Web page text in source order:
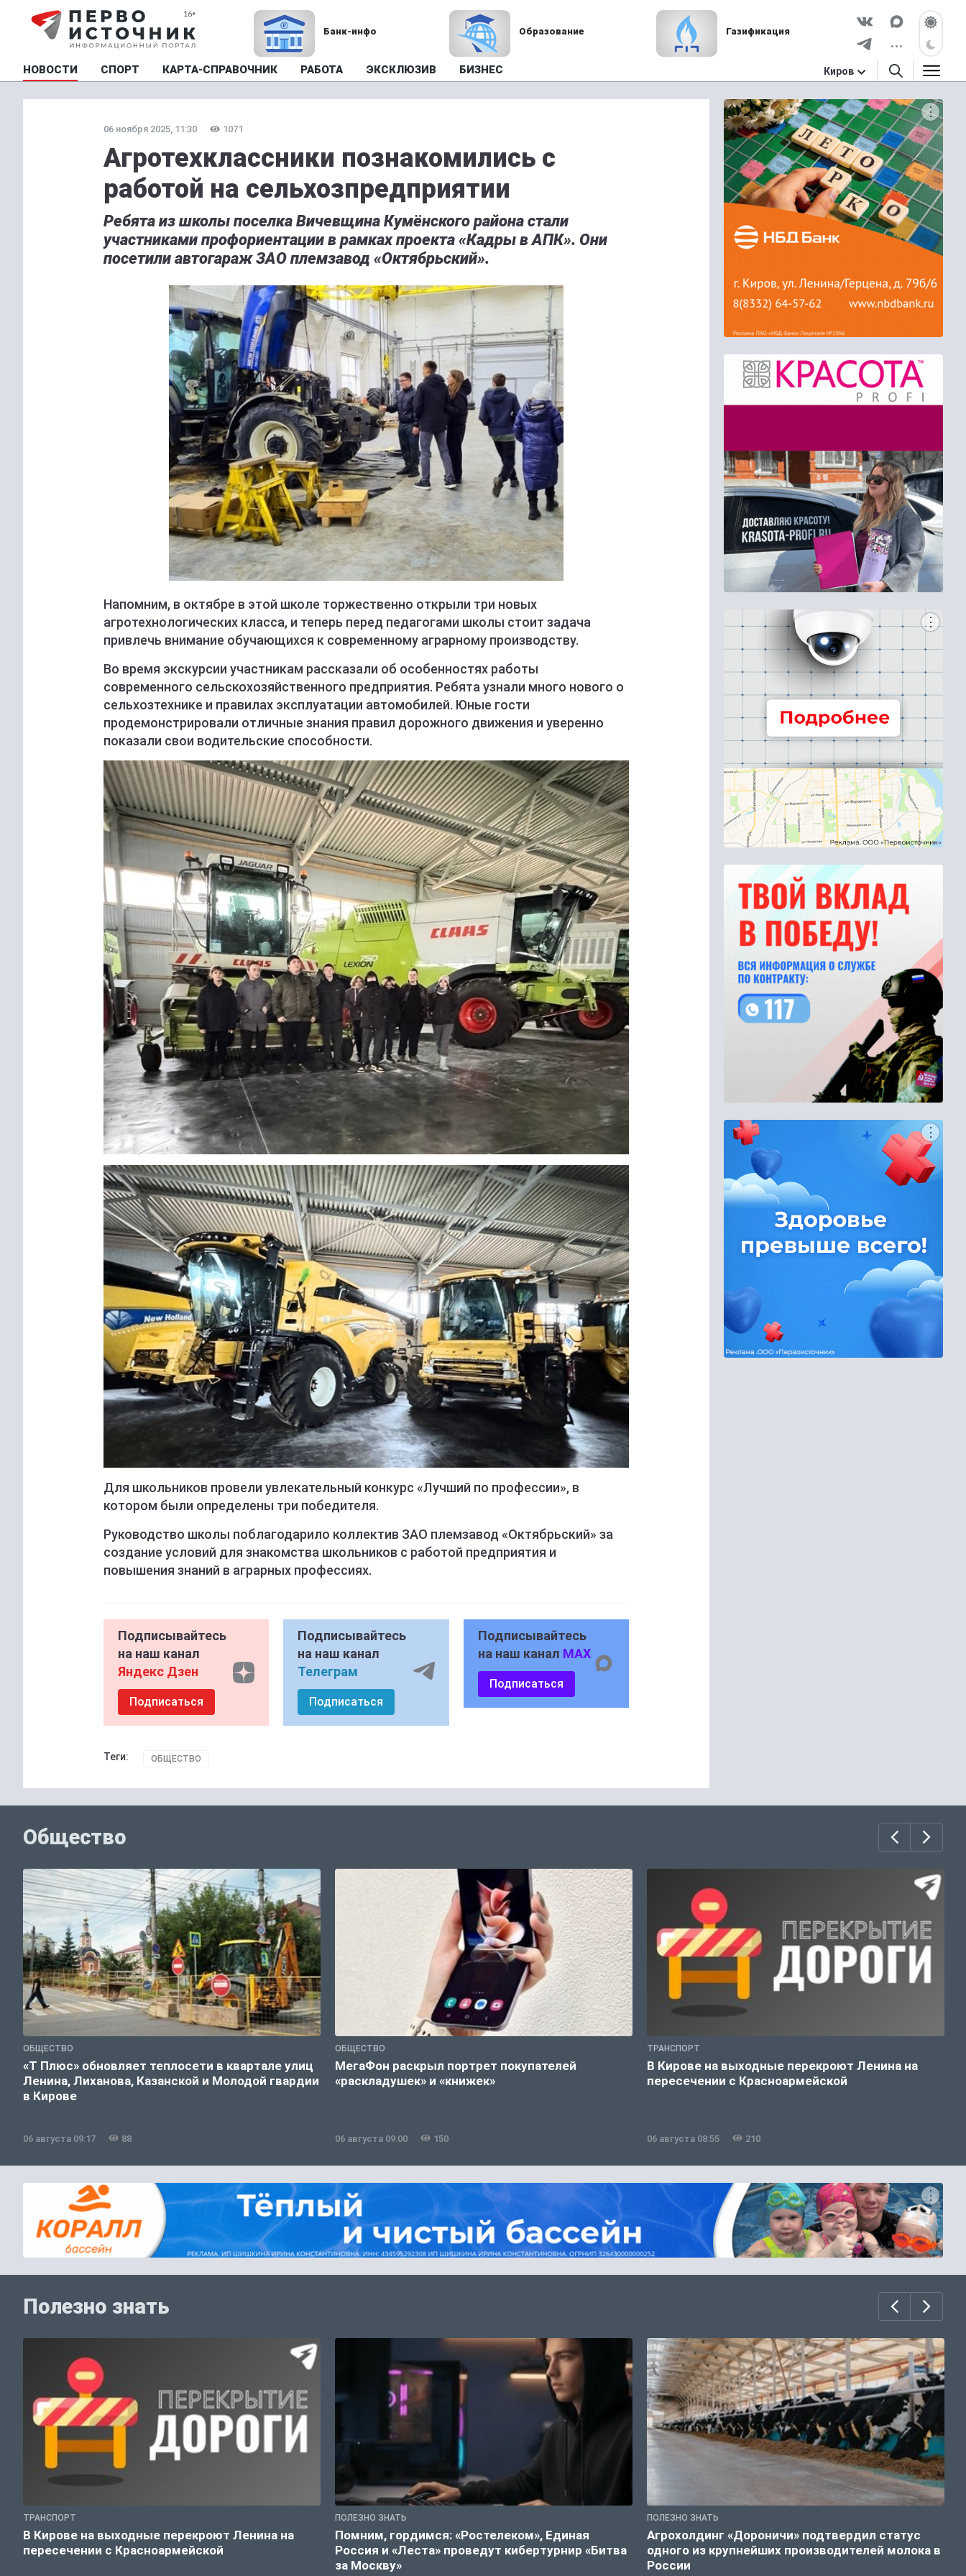
Банк-инфо Образование Газификация
НОВОСТИ СПОРТ КАРТА-СПРАВОЧНИК РАБОТА ЭКСКЛЮЗИВ БИЗНЕС Киров
06 ноября 2025, 11:30 1071
Агротехклассники познакомились с
работой на сельхозпредприятии
Ребята из школы поселка Вичевщина Кумёнского района стали
участниками профориентации в рамках проекта «Кадры в АПК». Они
посетили автогараж ЗАО племзавод «Октябрьский».
Напомним, в октябре в этой школе торжественно открыли три новых
агротехнологических класса, и теперь перед педагогами школы стоит задача
привлечь внимание обучающихся к современному аграрному производству.
Во время экскурсии участникам рассказали об особенностях работы
современного сельскохозяйственного предприятия. Ребята узнали много нового о
сельхозтехнике и правилах эксплуатации автомобилей. Юные гости
продемонстрировали отличные знания правил дорожного движения и уверенно
показали свои водительские способности.
Для школьников провели увлекательный конкурс «Лучший по профессии», в
котором были определены три победителя.
Руководство школы поблагодарило коллектив ЗАО племзавод «Октябрьский» за
создание условий для знакомства школьников с работой предприятия и
повышения знаний в аграрных профессиях.
Подписывайтесь
на наш канал
Яндекс Дзен
Подписаться
Подписывайтесь
на наш канал
Телеграм
Подписаться
Подписывайтесь
на наш канал MAX
Подписаться
Теги: ОБЩЕСТВО
Общество
ОБЩЕСТВО
«Т Плюс» обновляет теплосети в квартале улиц
Ленина, Лиханова, Казанской и Молодой гвардии
в Кирове
06 августа 09:17 88
ОБЩЕСТВО
МегаФон раскрыл портрет покупателей
«раскладушек» и «книжек»
06 августа 09:00 150
ТРАНСПОРТ
В Кирове на выходные перекроют Ленина на
пересечении с Красноармейской
06 августа 08:55 210
Полезно знать
ТРАНСПОРТ
В Кирове на выходные перекроют Ленина на
пересечении с Красноармейской
ПОЛЕЗНО ЗНАТЬ
Помним, гордимся: «Ростелеком», Единая
Россия и «Леста» проведут кибертурнир «Битва
за Москву»
ПОЛЕЗНО ЗНАТЬ
Агрохолдинг «Дороничи» подтвердил статус
одного из крупнейших производителей молока в
России